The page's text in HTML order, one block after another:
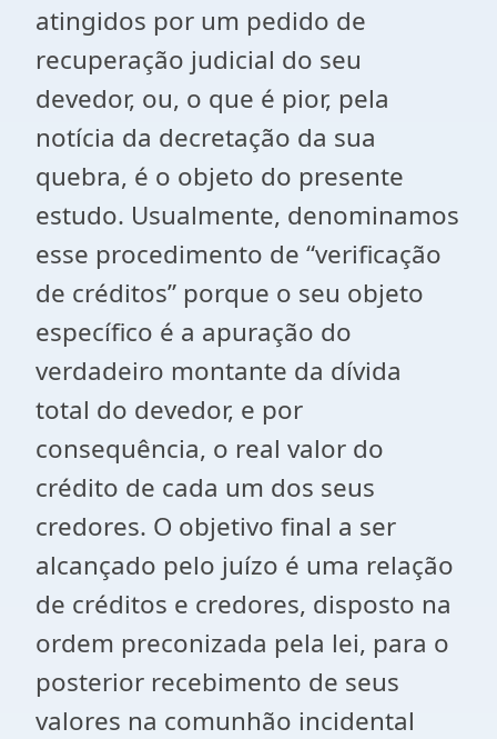
atingidos por um pedido de
recuperação judicial do seu
devedor, ou, o que é pior, pela
notícia da decretação da sua
quebra, é o objeto do presente
estudo. Usualmente, denominamos
esse procedimento de “verificação
de créditos” porque o seu objeto
específico é a apuração do
verdadeiro montante da dívida
total do devedor, e por
consequência, o real valor do
crédito de cada um dos seus
credores. O objetivo final a ser
alcançado pelo juízo é uma relação
de créditos e credores, disposto na
ordem preconizada pela lei, para o
posterior recebimento de seus
valores na comunhão incidental